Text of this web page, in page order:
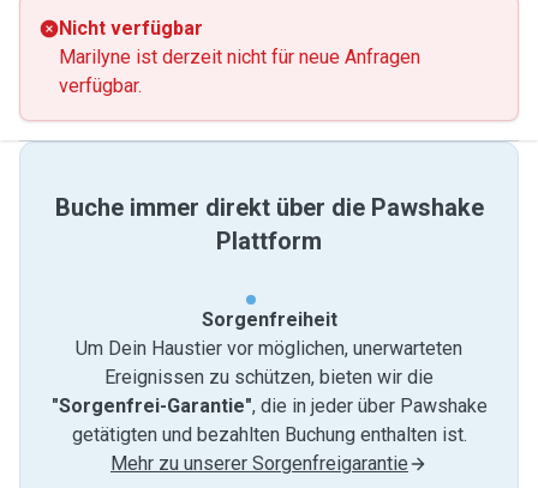
Nicht verfügbar
Marilyne ist derzeit nicht für neue Anfragen
verfügbar.
Buche immer direkt über die Pawshake
Plattform
Sorgenfreiheit
Um Dein Haustier vor möglichen, unerwarteten
Ereignissen zu schützen, bieten wir die
"Sorgenfrei-Garantie", die in jeder über Pawshake
getätigten und bezahlten Buchung enthalten ist.
Mehr zu unserer Sorgenfreigarantie